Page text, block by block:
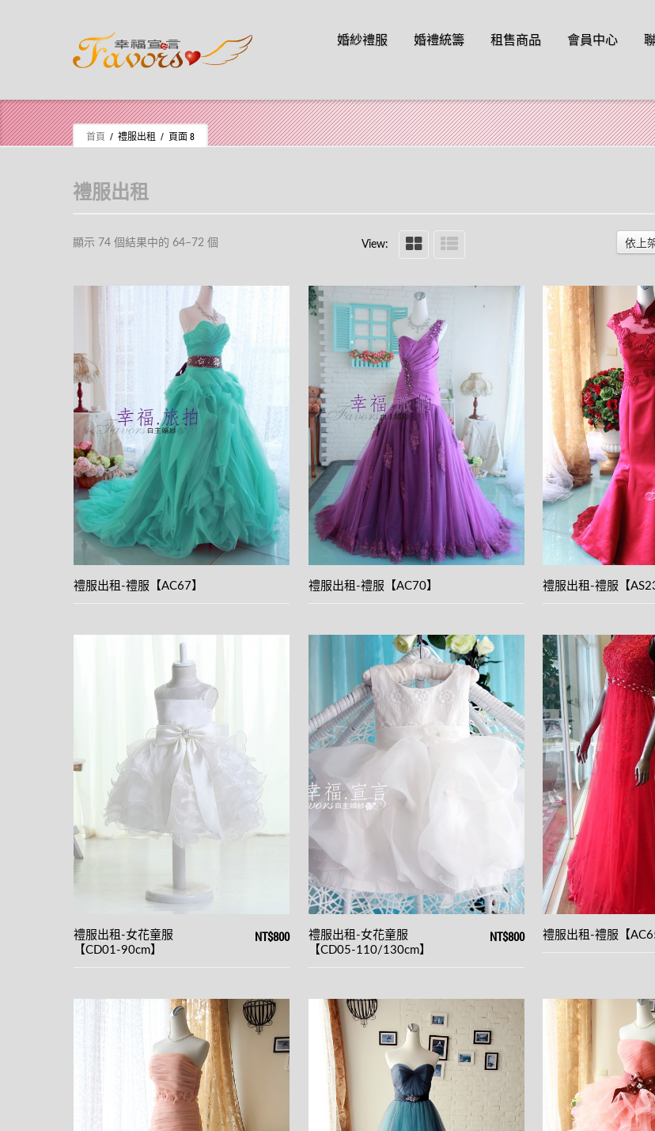
Skip to content
婚紗禮服 婚禮統籌 租售商品 會員中心
Skip to content
首頁 / 禮服出租 / 頁面 8
禮服出租
顯示 74 個結果中的 64–72 個 View: 依上
View
details
禮服出租-禮服【AC67】
View
details
禮服出租-禮服【AC70】 禮服出租-禮服【
禮服出租-女花童服
【CD01-90cm】
NT$800
禮服出租-女花童服
【CD05-110/130cm】
NT$800 禮服出租-禮服【